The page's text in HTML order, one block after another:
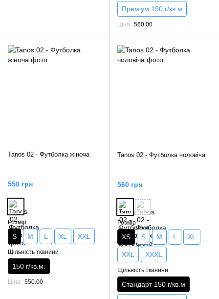
Преміум 190 г/кв.м
Ціна 560.00
Tanos 02 - Футболка жіноча
550 грн
Розмір
S M L XL XXL
Щільність тканини
150 г/кв.м.
Ціна 550.00
Tanos 02 - Футболка чоловіча
560 грн
Розмір
XS S M L XL
XXL XXXL
Щільність тканини
Стандарт 150 г/кв.м